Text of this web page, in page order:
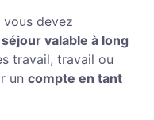
vous devez
valable à long
travail, travail ou
un compte en tant